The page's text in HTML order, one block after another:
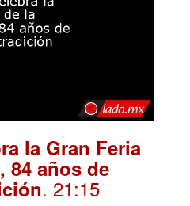
la Gran Feria
84 años de
. 21:15